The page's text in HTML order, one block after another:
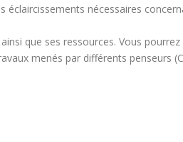
éclaircissements nécessaires
que ses ressources. Vous
menés par différents penseurs